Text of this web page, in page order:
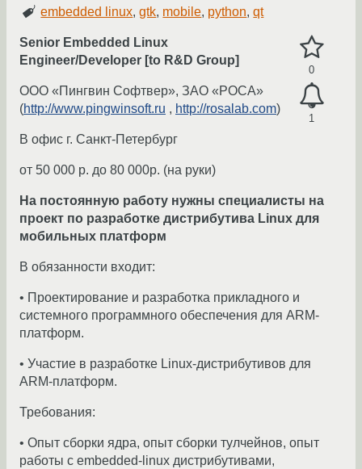
embedded linux,gtk, mobile, python,qt
0
1
Senior Embedded Linux
Engineer/Developer [to R&D Group]
ООО «Пингвин Софтвер», ЗАО «РОСА»
(http://www.pingwinsoft.ru , http://rosalab.com)
В офис г. Санкт-Петербург
от 50 000 р. до 80 000р. (на руки)
На постоянную работу нужны специалисты на
проект по разработке дистрибутива Linux для
мобильных платформ
В обязанности входит:
• Проектирование и разработка прикладного и
системного программного обеспечения для ARM-
платформ.
• Участие в разработке Linux-дистрибутивов для
ARM-платформ.
Требования:
• Опыт сборки ядра, опыт сборки тулчейнов, опыт
работы с embedded-linux дистрибутивами,